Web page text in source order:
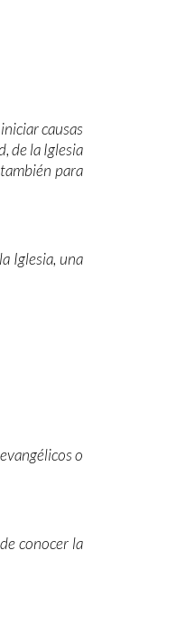
causas
de la Iglesia
para
Iglesia, una
o
conocer la